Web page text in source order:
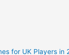
for UK Players in